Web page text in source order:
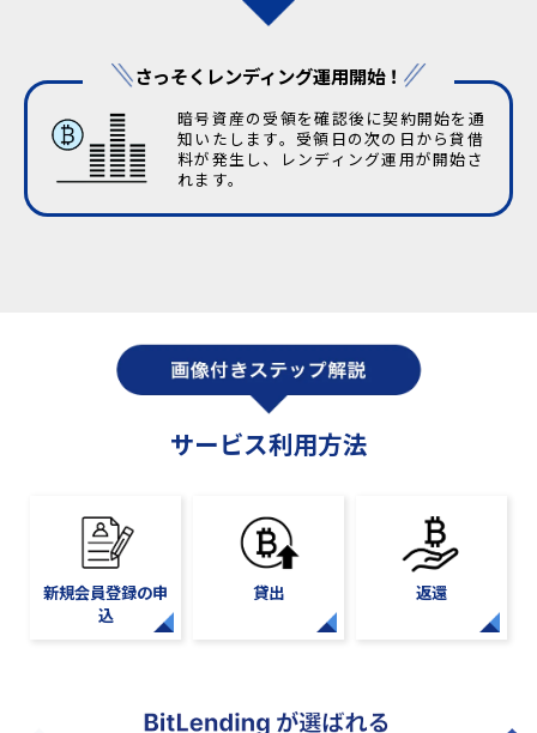
さっそくレンディング運用開始！
暗号資産の受領を確認後に契約開始を通
知いたします。受領日の次の日から貸借
料が発生し、レンディング運用が開始さ
れます。
サービス利用方法
新規会員登録の申
込
貸出 返還